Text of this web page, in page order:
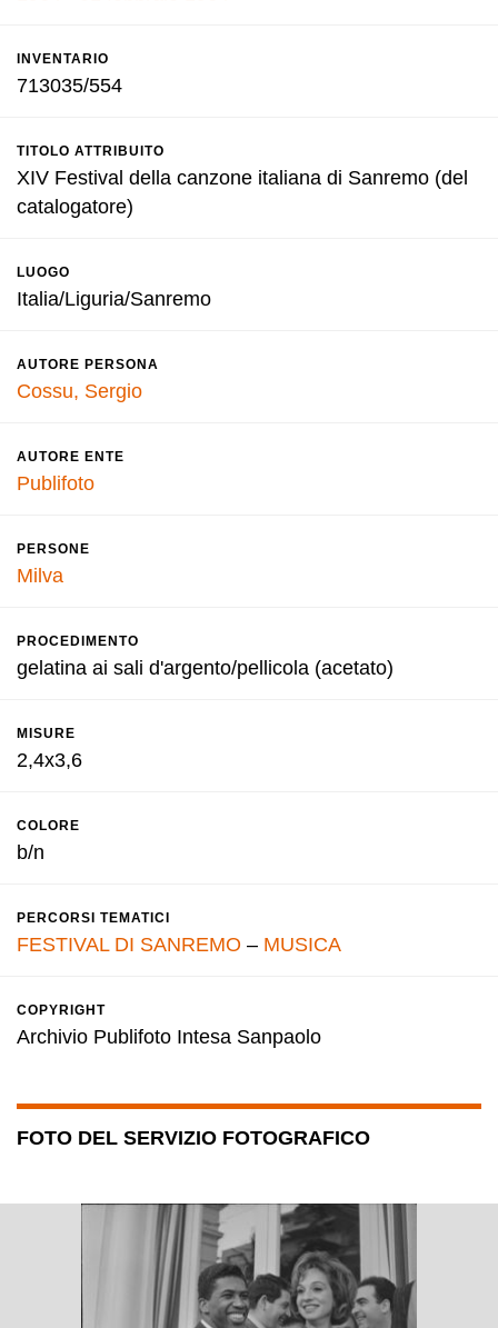
INVENTARIO
713035/554
TITOLO ATTRIBUITO
XIV Festival della canzone italiana di Sanremo (del
catalogatore)
LUOGO
Italia/Liguria/Sanremo
AUTORE PERSONA
Cossu, Sergio
AUTORE ENTE
Publifoto
PERSONE
Milva
PROCEDIMENTO
gelatina ai sali d'argento/pellicola (acetato)
MISURE
2,4x3,6
COLORE
b/n
PERCORSI TEMATICI
FESTIVAL DI SANREMO – MUSICA
COPYRIGHT
Archivio Publifoto Intesa Sanpaolo
FOTO DEL SERVIZIO FOTOGRAFICO